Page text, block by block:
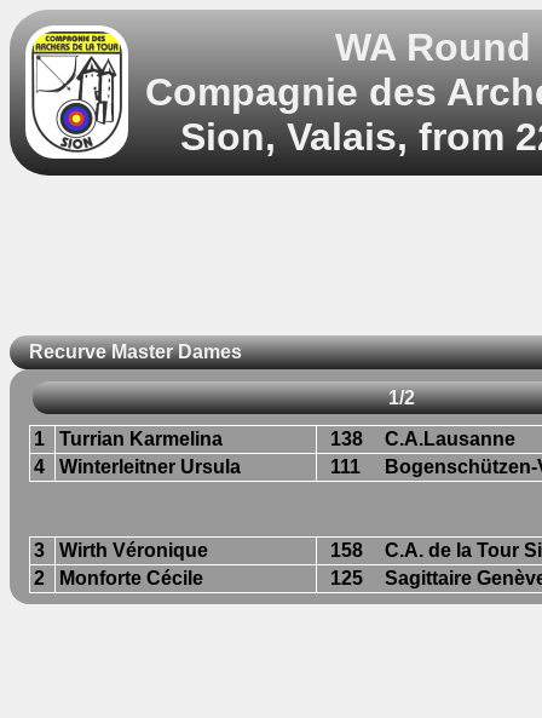
WA Round
Compagnie des
Sion, Valais, from
Recurve Master Dames
1/2
1 Turrian Karmelina 138
C.A.Lausanne
4
Winterleitner Ursula 111 Bogenschützen-
3 Wirth Véronique 158
C.A. de la Tour
2
Monforte Cécile 125 Sagittaire